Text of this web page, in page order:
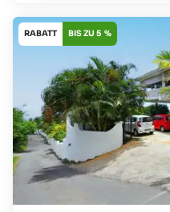
RABATT BIS ZU 5 %